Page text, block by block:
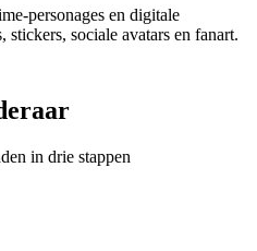
personages en digitale
sociale avatars en fanart.
in drie stappen